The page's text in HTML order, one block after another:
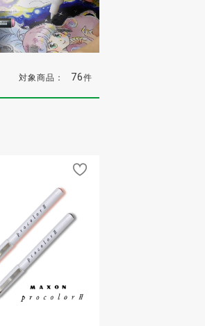
対象商品： 76件